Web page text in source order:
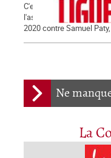
Ne
La
C'est avec la plus
l'assassinat barbare qui
2020 contre Samuel